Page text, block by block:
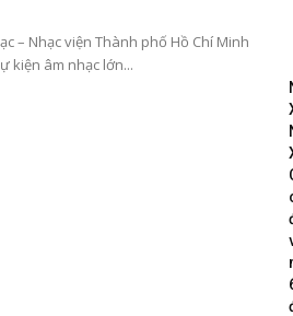
– Nhạc viện Thành phố Hồ Chí Minh
kiện âm nhạc lớn...